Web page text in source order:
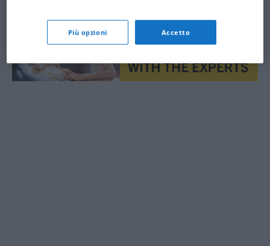
Più opzioni Accetto